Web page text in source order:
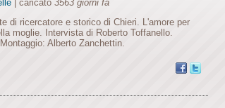
| caricato 3563 giorni fa
di ricercatore e storico di Chieri. L'amore per
moglie. Intervista di Roberto Toffanello.
Alberto Zanchettin.